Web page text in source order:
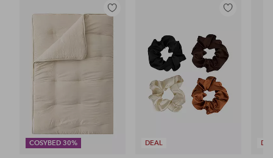
COSYBED 30%
Lisää
DEAL
Lisää